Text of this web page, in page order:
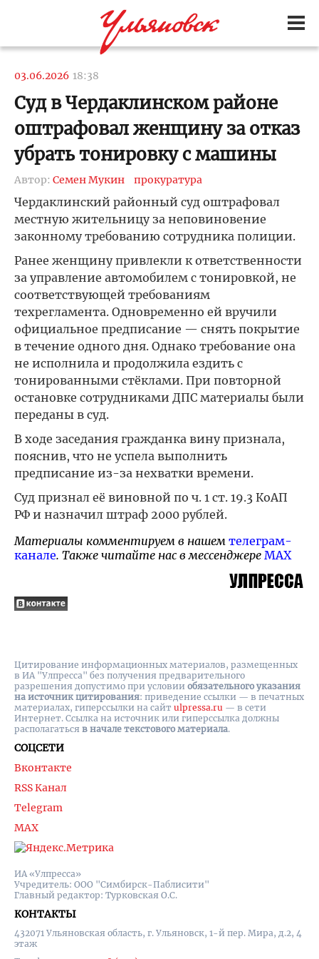
03.06.2026 18:38
Суд в Чердаклинском районе
оштрафовал женщину за отказ
убрать тонировку с машины
Автор: Семен Мукин прокуратура
Чердаклинский районный суд оштрафовал
местную жительницу за неповиновение
законному требованию сотрудника полиции.
Ранее женщину привлекли к ответственности
за управление автомобилем с тонировкой, не
соответствующей требованиям
техрегламента. Одновременно ей вручили
официальное предписание — снять покрытие
в течение одного дня. Однако требование она
не исполнила и продолжила ездить с
тонированными стёклами. При повторной
остановке сотрудниками ДПС материалы были
переданы в суд.
В ходе заседания гражданка вину признала,
пояснив, что не успела выполнить
предписание из-за нехватки времени.
Суд признал её виновной по ч. 1 ст. 19.3 КоАП
РФ и назначил штраф 2000 рублей.
Материалы комментируем в нашем телеграм-
канале. Также читайте нас в мессенджере MAX
ИА «Улпресса»
Учредитель: ООО "Симбирск-Паблисити"
Главный редактор: Турковская О.С.
КОНТАКТЫ
432071 Ульяновская область, г. Ульяновск, 1-й пер. Мира, д.2, 4
этаж
СОЦСЕТИ
Вконтакте
RSS Канал
Telegram
MAX
Цитирование информационных материалов, размещенных
в ИА "Улпресса" без получения предварительного
разрешения допустимо при условии обязательного указания
на источник цитирования: приведение ссылки — в печатных
материалах, гиперссылки на cайт ulpressa.ru — в сети
Интернет. Ссылка на источник или гиперссылка должны
располагаться в начале текстового материала.